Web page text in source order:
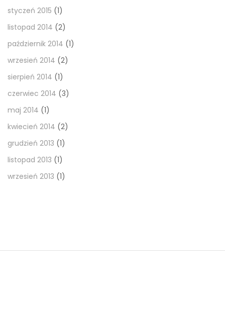
styczeń 2015 (1)
listopad 2014 (2)
październik 2014 (1)
wrzesień 2014 (2)
sierpień 2014 (1)
czerwiec 2014 (3)
maj 2014 (1)
kwiecień 2014 (2)
grudzień 2013 (1)
listopad 2013 (1)
wrzesień 2013 (1)